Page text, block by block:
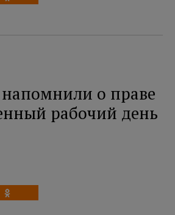
о праве
рабочий день